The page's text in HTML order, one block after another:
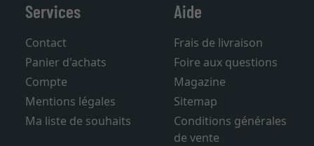
Services
Contact
Panier d'achats
Compte
Mentions légales
Ma liste de souhaits
Aide
Frais de livraison
Foire aux questions
Magazine
Sitemap
Conditions générales
de vente